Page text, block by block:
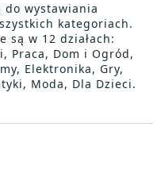
wystawiania
kategoriach.
są w 12 działach:
Praca, Dom i Ogród,
Elektronika, Gry,
Moda, Dla Dzieci.